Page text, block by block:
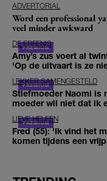
ADVERTORIAL
Word een professional
veel minder awkward
DE ERFENIS
Amy’s zus voert al
'Op de uitvaart is ze
LEKKER SAMENGESTELD
Stiefmoeder Naomi is
moeder wil niet dat ik
LIEVE HELEEN
Fred (55): 'Ik vind het
komen tijdens een